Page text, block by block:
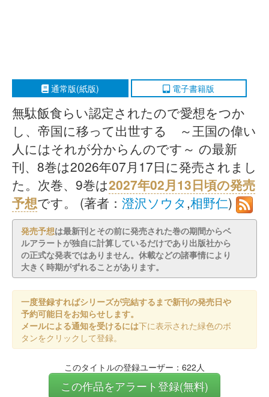
通常版(紙版) 電子書籍版
無駄飯食らい認定されたので愛想をつか
し、帝国に移って出世する ～王国の偉い
人にはそれが分からんのです～ の最新
刊、8巻は2026年07月17日に発売されまし
た。次巻、9巻は2027年02月13日頃の発売
予想です。 (著者： 澄沢ソウタ,相野仁)
発売予想は最新刊とその前に発売された巻の期間からベ
ルアラートが独自に計算しているだけであり出版社から
の正式な発表ではありません。休載などの諸事情により
大きく時期がずれることがあります。
一度登録すればシリーズが完結するまで新刊の発売日や
予約可能日をお知らせします。
メールによる通知を受けるには下に表示された緑色のボ
タンをクリックして登録。
このタイトルの登録ユーザー：622人
この作品をアラート登録(無料)